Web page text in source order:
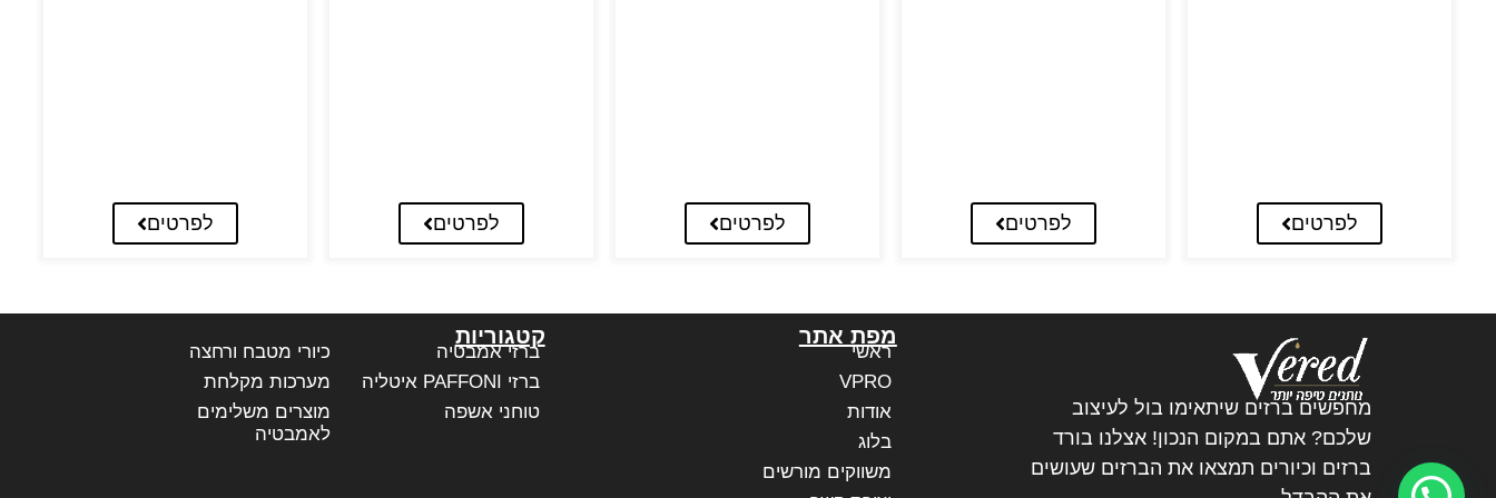
לפרטים לפרטים לפרטים לפרטים לפרטים
מחפשים ברזים שיתאימו בול לעיצוב
שלכם? אתם במקום הנכון! אצלנו בורד
ברזים וכיורים תמצאו את הברזים שעושים
מפת אתר
ראשי
VPRO
אודות
בלוג
משווקים מורשים
קטגוריות
ברזי אמבטיה
ברזי PAFFONI איטליה
טוחני אשפה
כיורי מטבח ורחצה
מערכות מקלחת
מוצרים משלימים
לאמבטיה